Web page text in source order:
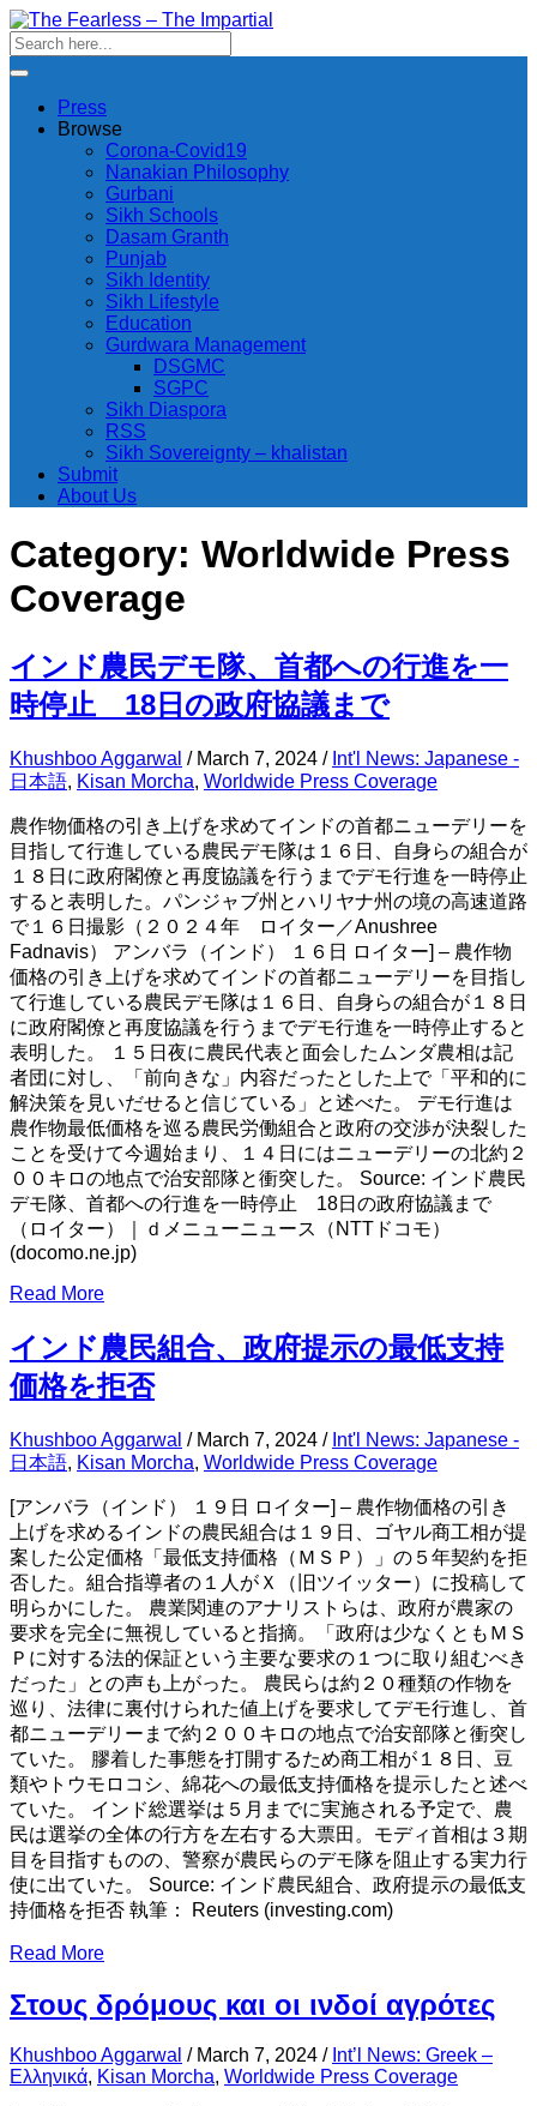
Press
Browse
Corona-Covid19
Nanakian Philosophy
Gurbani
Sikh Schools
Dasam Granth
Punjab
Sikh Identity
Sikh Lifestyle
Education
Gurdwara Management
DSGMC
SGPC
Sikh Diaspora
RSS
Sikh Sovereignty – khalistan
Submit
About Us
Category: Worldwide Press
Coverage
インド農民デモ隊、首都への行進を一
時停止 18日の政府協議まで
Khushboo Aggarwal / March 7, 2024 / Int'l News: Japanese -
日本語, Kisan Morcha, Worldwide Press Coverage
農作物価格の引き上げを求めてインドの首都ニューデリーを
目指して行進している農民デモ隊は１６日、自身らの組合が
１８日に政府閣僚と再度協議を行うまでデモ行進を一時停止
すると表明した。パンジャブ州とハリヤナ州の境の高速道路
で１６日撮影（２０２４年 ロイター／Anushree
Fadnavis） アンバラ（インド） １６日 ロイター] – 農作物
価格の引き上げを求めてインドの首都ニューデリーを目指し
て行進している農民デモ隊は１６日、自身らの組合が１８日
に政府閣僚と再度協議を行うまでデモ行進を一時停止すると
表明した。 １５日夜に農民代表と面会したムンダ農相は記
者団に対し、「前向きな」内容だったとした上で「平和的に
解決策を見いだせると信じている」と述べた。 デモ行進は
農作物最低価格を巡る農民労働組合と政府の交渉が決裂した
ことを受けて今週始まり、１４日にはニューデリーの北約２
００キロの地点で治安部隊と衝突した。 Source: インド農民
デモ隊、首都への行進を一時停止 18日の政府協議まで
（ロイター）｜ｄメニューニュース（NTTドコモ）
(docomo.ne.jp)
Read More
インド農民組合、政府提示の最低支持
価格を拒否
Khushboo Aggarwal / March 7, 2024 / Int'l News: Japanese -
日本語, Kisan Morcha, Worldwide Press Coverage
[アンバラ（インド） １９日 ロイター] – 農作物価格の引き
上げを求めるインドの農民組合は１９日、ゴヤル商工相が提
案した公定価格「最低支持価格（ＭＳＰ）」の５年契約を拒
否した。組合指導者の１人がＸ（旧ツイッター）に投稿して
明らかにした。 農業関連のアナリストらは、政府が農家の
要求を完全に無視していると指摘。「政府は少なくともＭＳ
Ｐに対する法的保証という主要な要求の１つに取り組むべき
だった」との声も上がった。 農民らは約２０種類の作物を
巡り、法律に裏付けられた値上げを要求してデモ行進し、首
都ニューデリーまで約２００キロの地点で治安部隊と衝突し
ていた。 膠着した事態を打開するため商工相が１８日、豆
類やトウモロコシ、綿花への最低支持価格を提示したと述べ
ていた。 インド総選挙は５月までに実施される予定で、農
民は選挙の全体の行方を左右する大票田。モディ首相は３期
目を目指すものの、警察が農民らのデモ隊を阻止する実力行
使に出ていた。 Source: インド農民組合、政府提示の最低支
持価格を拒否 執筆： Reuters (investing.com)
Read More
Στους δρόμους και οι ινδοί αγρότες
Khushboo Aggarwal / March 7, 2024 / Int’l News: Greek –
Ελληνικά, Kisan Morcha, Worldwide Press Coverage